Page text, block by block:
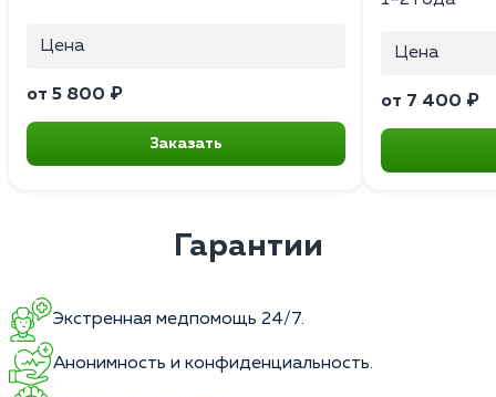
Цена
от 5 800 ₽
Заказать
Цена
от 7 400 ₽
Гарантии
Экстренная медпомощь 24/7.
Анонимность и конфиденциальность.